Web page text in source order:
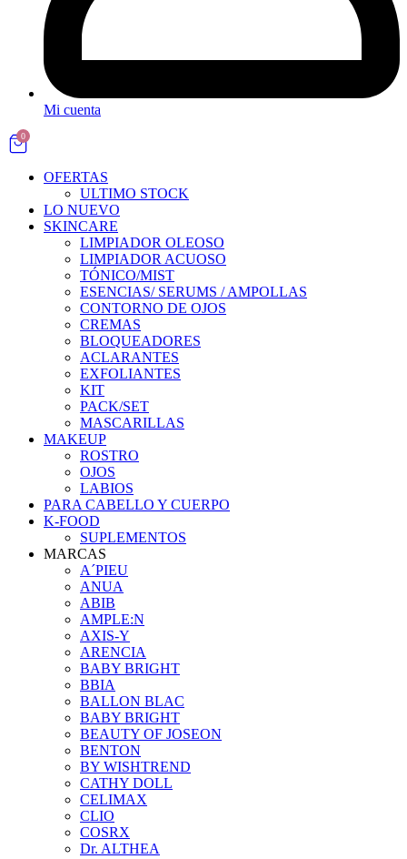
Mi cuenta
0
OFERTAS
ULTIMO STOCK
LO NUEVO
SKINCARE
LIMPIADOR OLEOSO
LIMPIADOR ACUOSO
TÓNICO/MIST
ESENCIAS/ SERUMS / AMPOLLAS
CONTORNO DE OJOS
CREMAS
BLOQUEADORES
ACLARANTES
EXFOLIANTES
KIT
PACK/SET
MASCARILLAS
MAKEUP
ROSTRO
OJOS
LABIOS
PARA CABELLO Y CUERPO
K-FOOD
SUPLEMENTOS
MARCAS
A´PIEU
ANUA
ABIB
AMPLE:N
AXIS-Y
ARENCIA
BABY BRIGHT
BBIA
BALLON BLAC
BABY BRIGHT
BEAUTY OF JOSEON
BENTON
BY WISHTREND
CATHY DOLL
CELIMAX
CLIO
COSRX
Dr. ALTHEA